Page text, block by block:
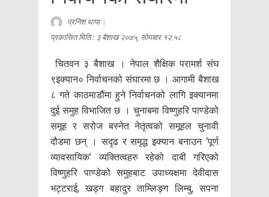
प्रनिश थापा|
प्रकासित मिति : ३ बैशाख २०७५, सोमबार १२:५८
चितवन ३ बैशाख । नेपाल शैक्षिक परामर्श संघ
९इक्यान० निर्वाचनको संघारमा छ । आगामी बैशाख
८ गते काठमाडौंमा हुने निर्वाचनको लागि इक्यानमा
दुई समुह विभाजित छ । चुनाबमा विष्णुहरि पाण्डेको
समूह र सरोज बस्नेत नेतृत्वको समूहल चुनावी
दौडमा छन् । सदृढ र समृद्ध इक्यान बनाउन ‘पूर्ण
व्यावसायिक’ व्यक्तित्वहरु रहेको दाबी गरिएको
विष्णुहरि पाण्डेको समुहबाट उपाध्यक्षमा देवीदास
भट्टराई, खड्ग बहादुर ताम्लिङ्ग लिम्बु, सपना